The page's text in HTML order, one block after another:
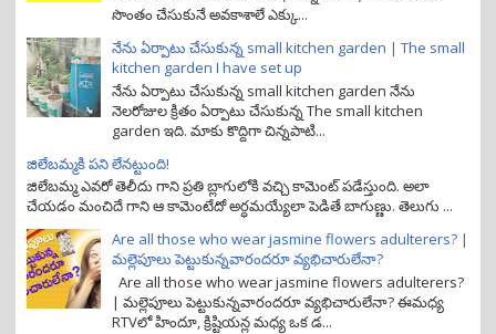
సొంతం చేసుకునే అవకాశాలే ఎక్కు...
నేను ఏర్పాటు చేసుకున్న small kitchen garden | The small
kitchen garden I have set up
నేను ఏర్పాటు చేసుకున్న small kitchen garden నేను
నెలరోజుల క్రితం ఏర్పాటు చేసుకున్న The small kitchen
garden ఇది. మాకు కొద్దిగా చిన్నపాటి...
జిలేబమ్మకి పని లేనట్టుంది!
జిలేబమ్మ ఎవరో తెలీదు గాని ప్రతి బ్లాగులోకి వచ్చి కామెంట్ పడేస్తుంది. అలా
చేయడం మంచిదే గాని ఆ కామెంటేదో అర్ధమయ్యేలా పెడితే బాగుణ్ణు. తెలుగు ...
Are all those who wear jasmine flowers adulterers? |
మల్లెపూలు పెట్టుకున్నవారందరూ వ్యభిచారులేనా?
Are all those who wear jasmine flowers adulterers?
| మల్లెపూలు పెట్టుకున్నవారందరూ వ్యభిచారులేనా? ఈమధ్య
RTVలో హిందూ, క్రిష్టియన్ల మధ్య ఒక డ...